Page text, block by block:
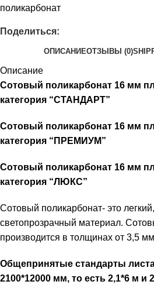
поликарбонат
Поделиться:
ОПИСАНИЕОТЗЫВЫ (0)
Описание
Сотовый поликарбонат 16 мм
категория “СТАНДАРТ”
Сотовый поликарбонат 16 мм
категория “ПРЕМИУМ”
Сотовый поликарбонат 16 мм
категория “ЛЮКС”
Сотовый поликарбонат- это
светопрозрачный материал.
производится в толщинах от 3,5
Общепринятые стандарты
2100*12000 мм, то есть 2,1*6 м и